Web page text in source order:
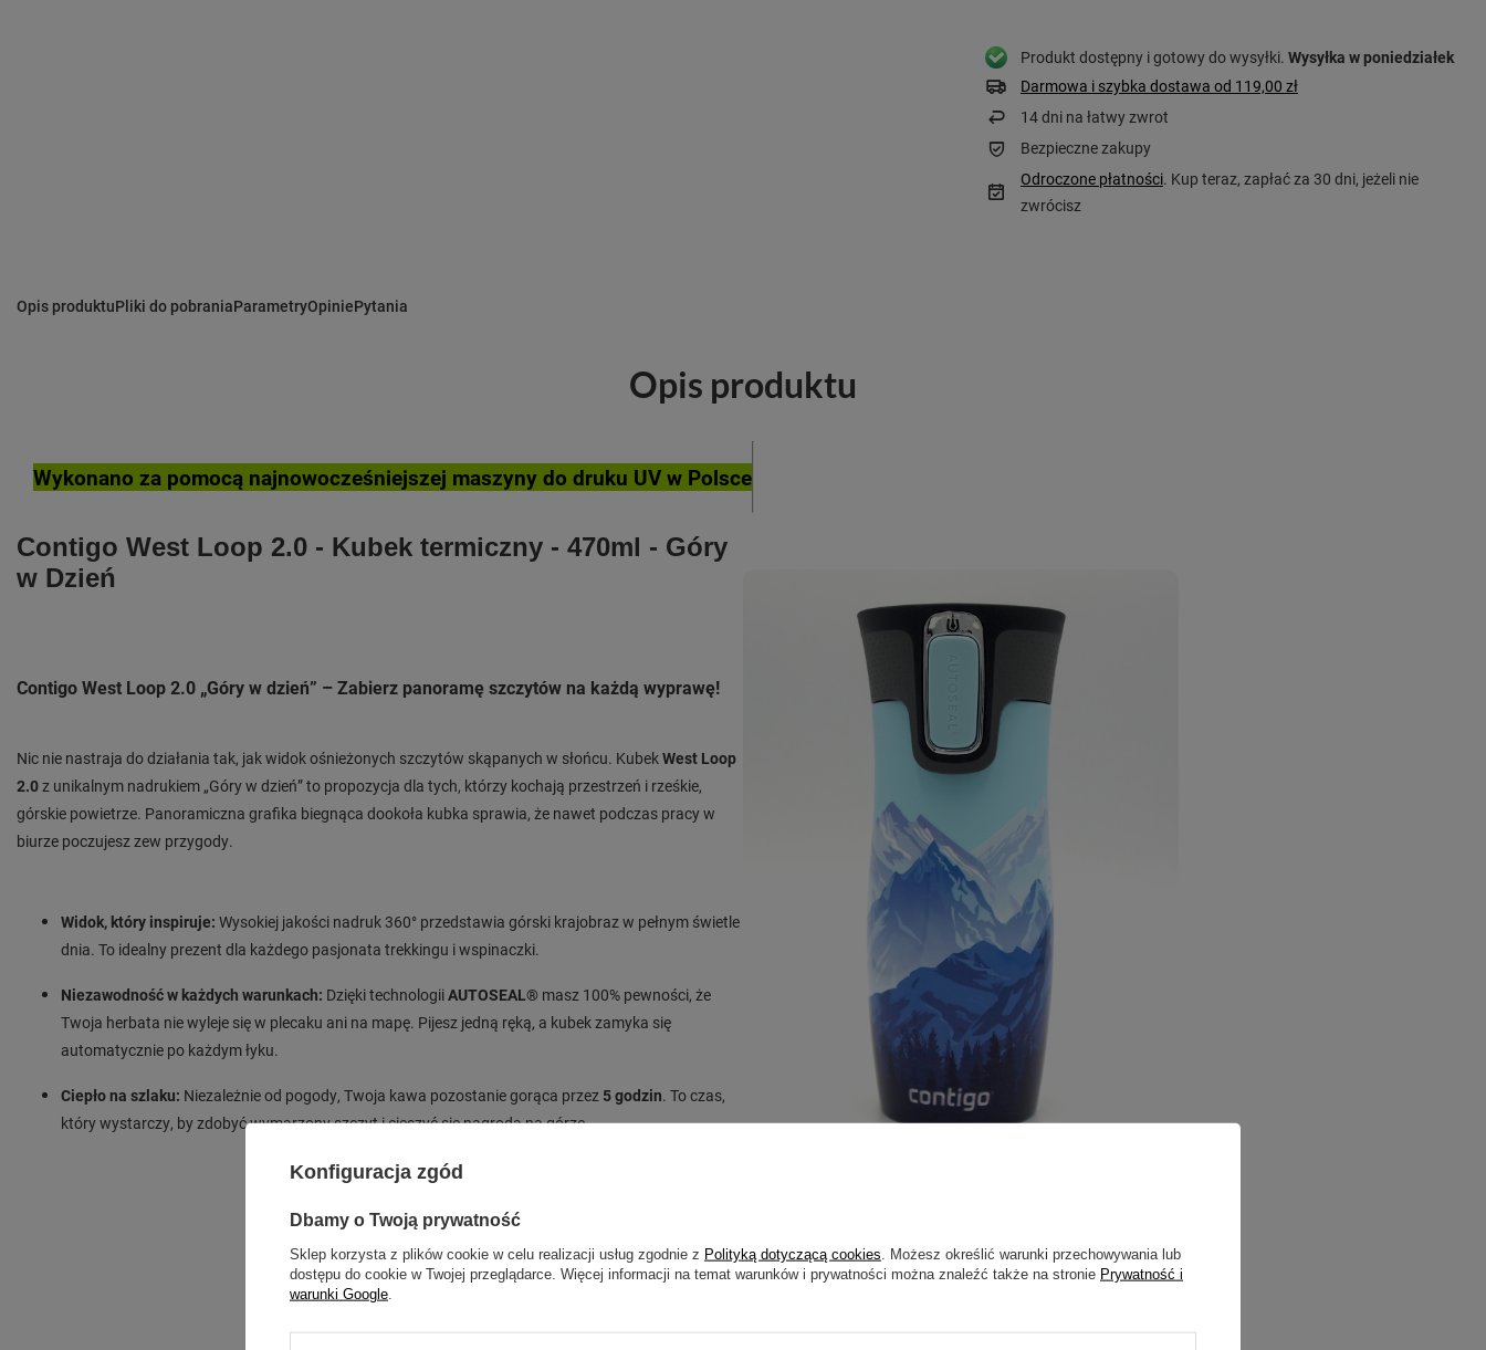
Produkt dostępny i gotowy do wysyłki Wysyłkaw poniedziałek
Darmowa i szybka dostawa od 119,00 zł
14dni na łatwy zwrot
Bezpieczne zakupy
Odroczone płatności. Kup teraz, zapłać za 30 dni, jeżeli nie
zwrócisz
Opis produktuPliki do pobraniaParametryOpiniePytania
Opis produktu
Wykonano za pomocą najnowocześniejszej maszyny do druku UV w Polsce
Contigo West Loop 2.0 - Kubek termiczny - 470ml - Góry
w Dzień
Contigo West Loop 2.0 „Góry w dzień” – Zabierz panoramę szczytów na każdą wyprawę!
Nic nie nastraja do działania tak, jak widok ośnieżonych szczytów skąpanych w słońcu. KubekWest Loop
2.0z unikalnym nadrukiem „Góry w dzień” to propozycja dla tych, którzy kochają przestrzeń i rześkie,
górskie powietrze. Panoramiczna grafika biegnąca dookoła kubka sprawia, że nawet podczas pracy w
biurze poczujesz zew przygody.
Widok, który inspiruje: Wysokiej jakości nadruk 360° przedstawia górski krajobraz w pełnym świetle
dnia. To idealny prezent dla każdego pasjonata trekkingu i wspinaczki.
Niezawodność w każdych warunkach: Dzięki technologiiAUTOSEAL® masz 100% pewności, że
Twoja herbata nie wyleje się w plecaku ani na mapę. Pijesz jedną ręką, a kubek zamyka się
automatycznie po każdym łyku.
Ciepło na szlaku: Niezależnie od pogody, Twoja kawa pozostanie gorąca przez 5 godzin. To czas,
który wystarczy, by zdobyć wymarzony szczyt i cieszyć się nagrodą na górze.
Konfiguracja zgód
Dbamy o Twoją prywatność
Sklep korzysta z plików cookie w celu realizacji usług zgodnie z Polityką dotyczącą cookies . Możesz określić warunki przechowywania lub
dostępu do cookie w Twojej przeglądarce. Więcej informacji na temat warunków i prywatności można znaleźć także na stronie Prywatność i
warunki Google